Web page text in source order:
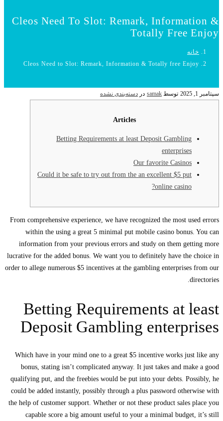
Cleos Need To Slot: Remark, Information &
Totally Free Enjoy
خانه
Cleos Need to Slot: Remark, Information & Totally free Enjoy
سپتامبر 1, 2025 توسط samak در دسته‌بندی نشده
Articles
Betting Requirements at least Deposit Gambling
enterprises
Our favorite Casinos
Could it be safe to try out from the an excellent $5 put
online casino?
From comprehensive experience, we have recognized the most used errors
within the using a great 5 minimal put mobile casino bonus. You can
information from your previous errors and study on them getting more
lucrative for the added bonus. We want you to definitely have the choice in
order to allege numerous $5 incentives at the gambling enterprises from our
directories.
Betting Requirements at least
Deposit Gambling enterprises
Which have in your mind one to a great $5 incentive works just like any
bonus, stating isn’t complicated anyway. It just takes and make a good
qualifying put, and the freebies would be put into your debts. Possibly, he
could be added instantly, possibly through a plus password otherwise with
the help of customer support. Whether or not these product sales place you
capable score a big amount useful to your a minimal budget, it’s still